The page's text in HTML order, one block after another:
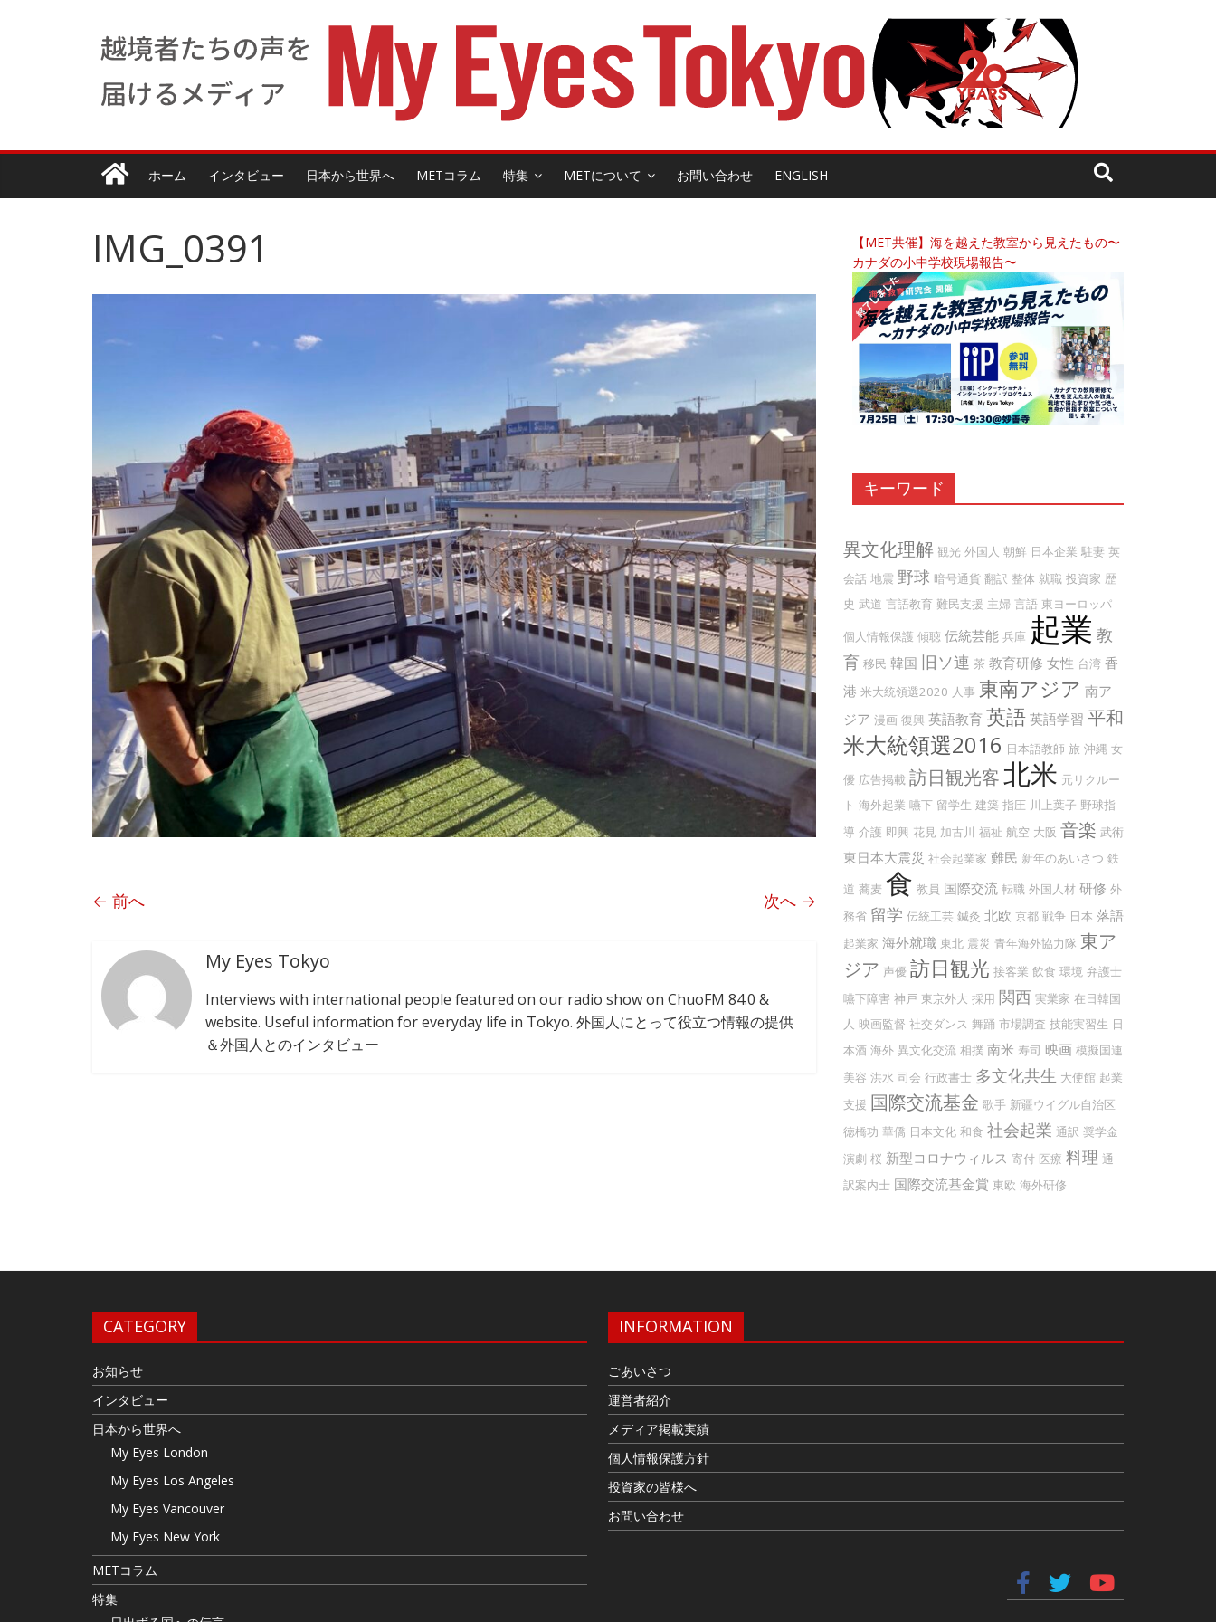
ホーム インタビュー 日本から世界へ METコラム 特集 METについて お問い合わせ ENGLISH
IMG_0391
← 前へ 次へ →
My Eyes Tokyo
Interviews with international people featured on our radio show on ChuoFM 84.0 &
website. Useful information for everyday life in Tokyo. 外国人にとって役立つ情報の提供
＆外国人とのインタビュー
【MET共催】海を越えた教室から見えたもの〜
カナダの小中学校現場報告〜
キーワード
異文化理解 観光 外国人 朝鮮 日本企業 駐妻 英
会話 地震 野球 暗号通貨 翻訳 整体 就職 投資家 歴
史 武道 言語教育 難民支援 主婦 言語 東ヨーロッパ
個人情報保護 傾聴 伝統芸能 兵庫 起業 教
育 移民 韓国 旧ソ連 茶 教育研修 女性 台湾 香
港 米大統領選2020 人事 東南アジア 南ア
ジア 漫画 復興 英語教育 英語英語学習 平和
米大統領選2016 日本語教師 旅 沖縄 女
優 広告掲載 訪日観光客北米 元リクルー
ト 海外起業 嚥下 留学生 建築 指圧 川上葉子 野球指
導 介護 即興 花見 加古川 福祉 航空 大阪 音楽 武術
東日本大震災 社会起業家 難民 新年のあいさつ 鉄
道 蕎麦 食 教員 国際交流 転職 外国人材 研修 外
務省 留学 伝統工芸 鍼灸 北欧 京都 戦争 日本 落語
起業家 海外就職 東北 震災 青年海外協力隊 東ア
ジア 声優 訪日観光 接客業 飲食 環境 弁護士
嚥下障害 神戸 東京外大 採用 関西 実業家 在日韓国
人 映画監督 社交ダンス 舞踊 市場調査 技能実習生 日
本酒 海外 異文化交流 相撲 南米 寿司 映画 模擬国連
美容 洪水 司会 行政書士 多文化共生 大使館 起業
支援 国際交流基金 歌手 新疆ウイグル自治区
徳橋功 華僑 日本文化 和食 社会起業 通訳 奨学金
演劇 桜 新型コロナウィルス 寄付 医療 料理 通
訳案内士 国際交流基金賞 東欧 海外研修
CATEGORY
お知らせ
インタビュー
日本から世界へ
My Eyes London
My Eyes Los Angeles
My Eyes Vancouver
My Eyes New York
METコラム
特集
INFORMATION
ごあいさつ
運営者紹介
メディア掲載実績
個人情報保護方針
投資家の皆様へ
お問い合わせ